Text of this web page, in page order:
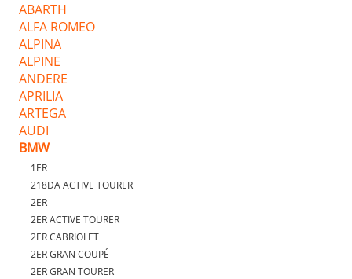
ABARTH
ALFA ROMEO
ALPINA
ALPINE
ANDERE
APRILIA
ARTEGA
AUDI
BMW
1ER
218DA ACTIVE TOURER
2ER
2ER ACTIVE TOURER
2ER CABRIOLET
2ER GRAN COUPÉ
2ER GRAN TOURER